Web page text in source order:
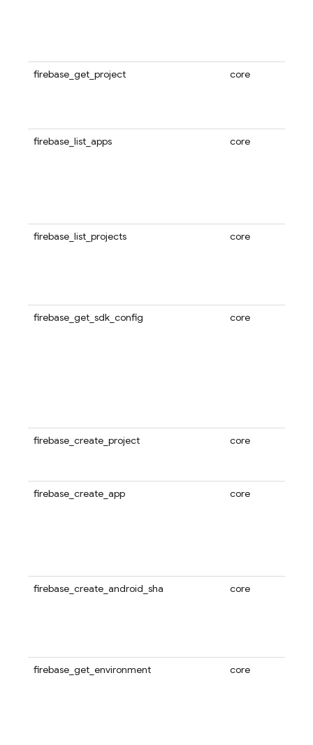
firebase_get_project core
firebase_list_apps core
firebase_list_projects core
firebase_get_sdk_config core
firebase_create_project core
firebase_create_app core
firebase_create_android_sha core
firebase_get_environment core